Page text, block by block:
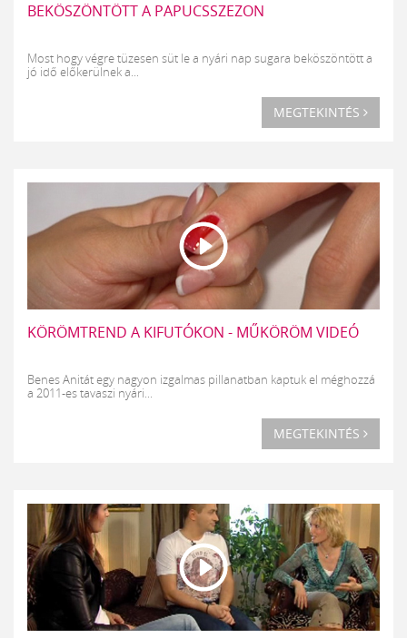
BEKÖSZÖNTÖTT A PAPUCSSZEZON
Most hogy végre tüzesen süt le a nyári nap sugara beköszöntött a
jó idő előkerülnek a...
MEGTEKINTÉS
KÖRÖMTREND A KIFUTÓKON - MŰKÖRÖM VIDEÓ
Benes Anitát egy nagyon izgalmas pillanatban kaptuk el méghozzá
a 2011-es tavaszi nyári...
MEGTEKINTÉS